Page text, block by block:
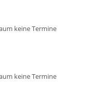
keine Termine
keine Termine